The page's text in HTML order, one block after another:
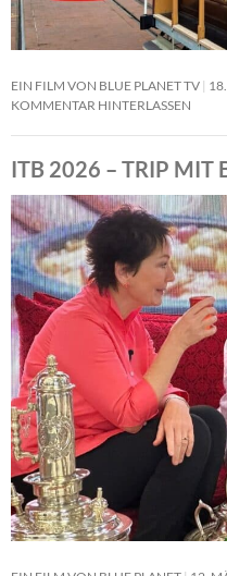
EIN FILM VON BLUE PLANET TV
KOMMENTAR HINTERLASSEN
ITB 2026 – TRIP MIT